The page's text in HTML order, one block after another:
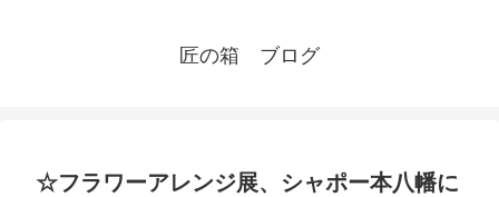
匠の箱 ブログ
☆フラワーアレンジ展、シャポー本八幡に